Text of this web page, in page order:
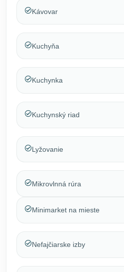
Kávovar
Kuchyňa
Kuchynka
Kuchynský riad
Lyžovanie
Mikrovlnná rúra
Minimarket na mieste
Nefajčiarske izby